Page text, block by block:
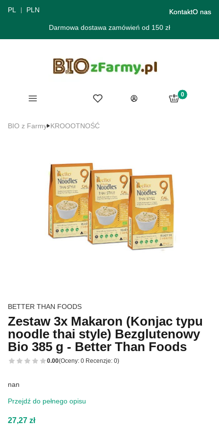
PL PLN KontaktO nas
Darmowa dostawa zamówień od 150 zł
Menu Ulubione
Zaloguj się
Produkty w
Koszyk
BIO z Farmy KROOOTNOŚĆ
BETTER THAN FOODS
Zestaw 3x Makaron (Konjac typu
noodle thai style) Bezglutenowy
Bio 385 g - Better Than Foods
0.00(Oceny: 0 Recenzje: 0)
nan
Przejdź do pełnego opisu
Cena
27,27 zł